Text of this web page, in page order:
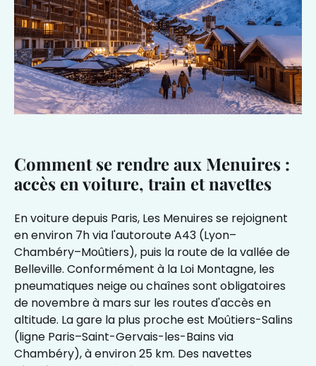
Comment se rendre aux Menuires :
accès en voiture, train et navettes
En voiture depuis Paris, Les Menuires se rejoignent
en environ 7h via l'autoroute A43 (Lyon–
Chambéry–Moûtiers), puis la route de la vallée de
Belleville. Conformément à la Loi Montagne, les
pneumatiques neige ou chaînes sont obligatoires
de novembre à mars sur les routes d'accès en
altitude. La gare la plus proche est Moûtiers-Salins
(ligne Paris–Saint-Gervais-les-Bains via
Chambéry), à environ 25 km. Des navettes